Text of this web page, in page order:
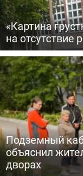
«Картина
на
Подземный
объяснил
дворах